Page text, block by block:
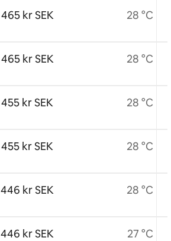
465 kr SEK
465 kr SEK
455 kr SEK
455 kr SEK
446 kr SEK
446 kr SEK
28 °C
28 °C
28 °C
28 °C
28 °C
27 °C